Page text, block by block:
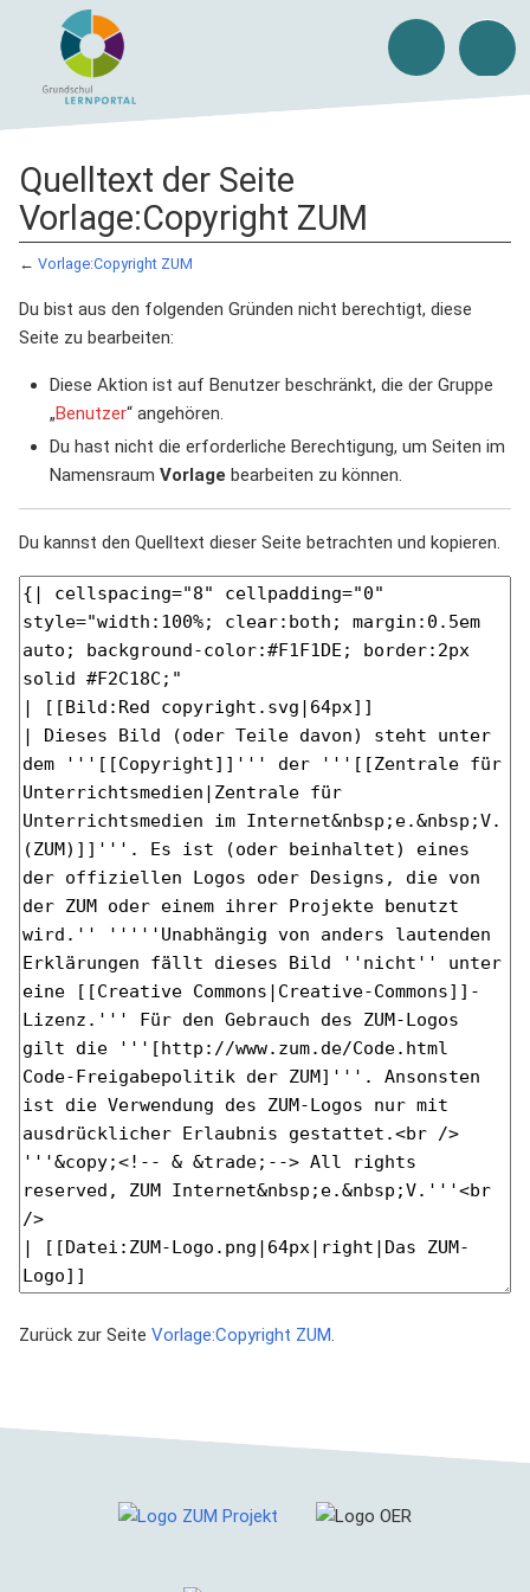
Quelltext der Seite
Vorlage:Copyright ZUM
← Vorlage:Copyright ZUM
Du bist aus den folgenden Gründen nicht berechtigt, diese
Seite zu bearbeiten:
Diese Aktion ist auf Benutzer beschränkt, die der Gruppe
„Benutzer“ angehören.
Du hast nicht die erforderliche Berechtigung, um Seiten im
Namensraum Vorlage bearbeiten zu können.
Du kannst den Quelltext dieser Seite betrachten und kopieren.
Zurück zur Seite Vorlage:Copyright ZUM.